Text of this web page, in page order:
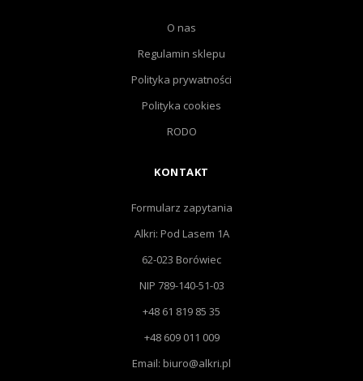
O nas
Regulamin sklepu
Polityka prywatności
Polityka cookies
RODO
KONTAKT
Formularz zapytania
Alkri: Pod Lasem 1A
62-023 Borówiec
NIP 789-140-51-03
+48 61 819 85 35
+48 609 011 009
Email: biuro@alkri.pl